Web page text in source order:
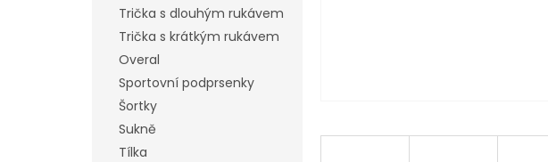
Trička s dlouhým rukávem
Trička s krátkým rukávem
Overal
Sportovní podprsenky
Šortky
Sukně
Tílka